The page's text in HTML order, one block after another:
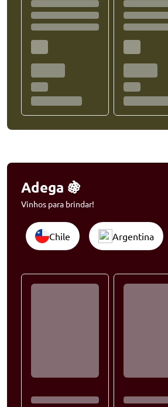
Adega 🍇
Vinhos para brindar!
Chile Argentina